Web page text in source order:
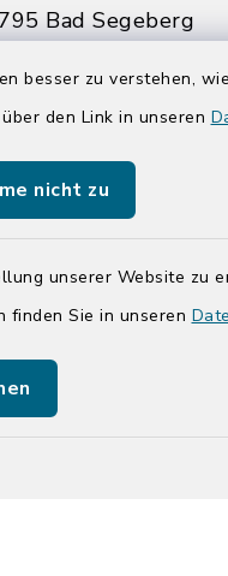
besser zu verstehen,
den Link in unseren
nicht zu
unserer Website zu
finden Sie in unseren
Bad Segeberg
04551 964-0
04551 964-111
Kreis Segeberg
Tourist-Info der Stadt Bad